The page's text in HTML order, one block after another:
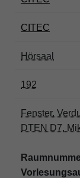
CITEC
Hörsaal
192
Fenster,
DTEN D7,